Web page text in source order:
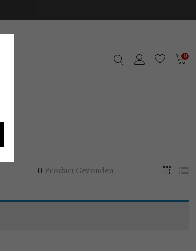
0
0 Product Gevonden